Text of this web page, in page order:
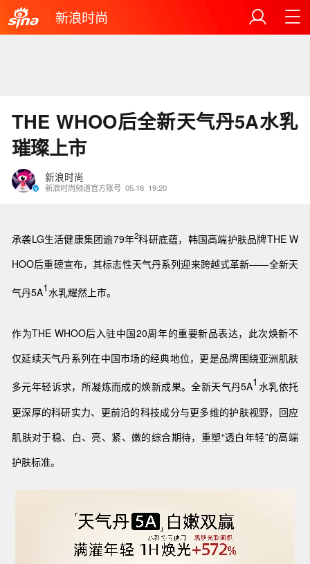
新浪时尚
THE WHOO后全新天气丹5A水乳
璀璨上市
新浪时尚
新浪时尚频道官方账号 05.18 19:20
承袭LG生活健康集团逾79年2科研底蕴，韩国高端护肤品牌THE W
HOO后重磅宣布，其标志性天气丹系列迎来跨越式革新——全新天
气丹5A1水乳耀然上市。
作为THE WHOO后入驻中国20周年的重要新品表达，此次焕新不
仅延续天气丹系列在中国市场的经典地位，更是品牌围绕亚洲肌肤
多元年轻诉求，所凝炼而成的焕新成果。全新天气丹5A1 水乳依托
更深厚的科研实力、更前沿的科技成分与更多维的护肤视野，回应
肌肤对于稳、白、亮、紧、嫩的综合期待，重塑“透白年轻”的高端
护肤标准。